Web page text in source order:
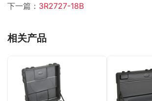
下一篇： 3R2727-18B
相关产品